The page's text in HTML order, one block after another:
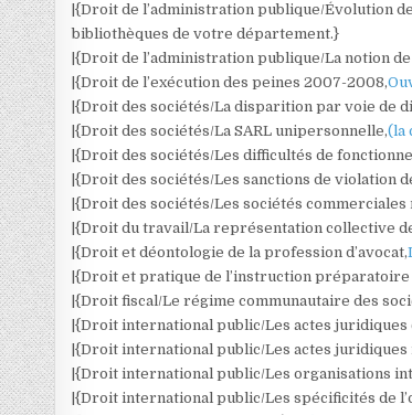
|{Droit de l’administration publique/Évolution
bibliothèques de votre département.}
|{Droit de l’administration publique/La notion
|{Droit de l’exécution des peines 2007-2008,
|{Droit des sociétés/La disparition par voie de
|{Droit des sociétés/La SARL unipersonnelle,(la
|{Droit des sociétés/Les difficultés de
|{Droit des sociétés/Les sanctions de violation
|{Droit des sociétés/Les sociétés
|{Droit du travail/La représentation collective
|{Droit et déontologie de la profession d’avocat,
|{Droit et pratique de l’instruction
|{Droit fiscal/Le régime communautaire des
|{Droit international public/Les actes juridiques
|{Droit international public/Les actes juridiques
|{Droit international public/Les organisations
|{Droit international public/Les spécificités de